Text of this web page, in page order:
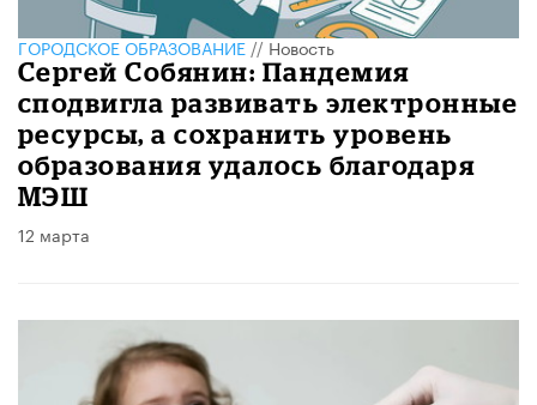
ГОРОДСКОЕ ОБРАЗОВАНИЕ//Новость
Сергей Собянин: Пандемия
сподвигла развивать электронные
ресурсы, а сохранить уровень
образования удалось благодаря
МЭШ
12 марта